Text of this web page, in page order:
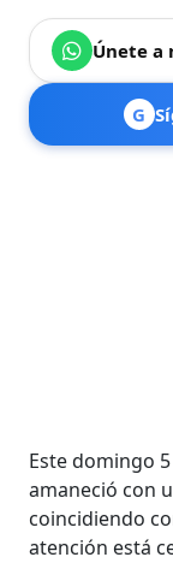
Únete a
G
Este domingo
amaneció con
coincidiendo
atención está